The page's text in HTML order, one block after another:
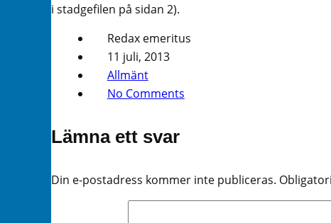
i stadgefilen på sidan 2).
Redax emeritus
11 juli, 2013
Allmänt
No Comments
Lämna ett svar
Din e-postadress kommer inte publiceras.